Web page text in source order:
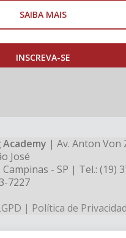
SAIBA MAIS
| Av. Anton Von
José
- SP | Tel.: (19)
7227
| Política de